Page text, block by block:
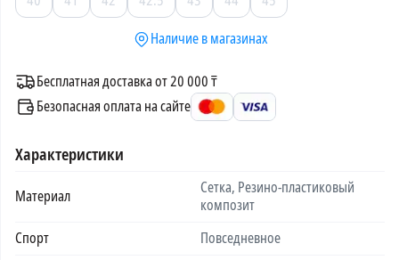
Наличие в магазинах
Бесплатная доставка от 20 000 ₸
Безопасная оплата на сайте
Характеристики
Материал
Сетка, Резино-пластиковый
композит
Спорт
Повседневное